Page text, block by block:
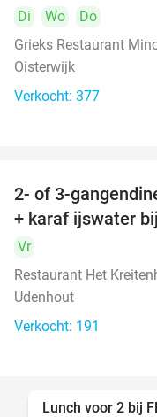
Di Wo
Do
Grieks Restaurant
Oisterwijk
Verkocht: 377
2- of 3-
+ karaf ijswater
Vr
Restaurant Het
Udenhout
Verkocht: 191
Lunch voor 2 bij